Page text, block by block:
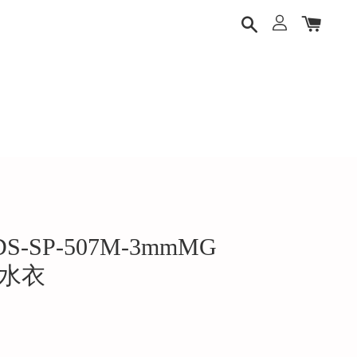
SP-507M-3mmMG
衣